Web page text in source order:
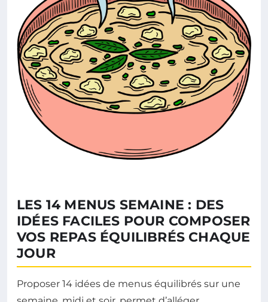
LES 14 MENUS SEMAINE : DES
IDÉES FACILES POUR COMPOSER
VOS REPAS ÉQUILIBRÉS CHAQUE
JOUR
Proposer 14 idées de menus équilibrés sur une